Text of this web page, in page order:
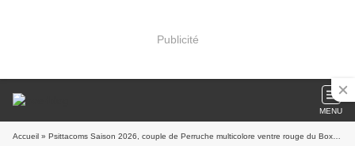
Publicité
MENU
Accueil » Psittacoms Saison 2026, couple de Perruche multicolore ventre rouge du Box N°2.